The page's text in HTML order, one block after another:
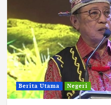
Berita Utama Negeri